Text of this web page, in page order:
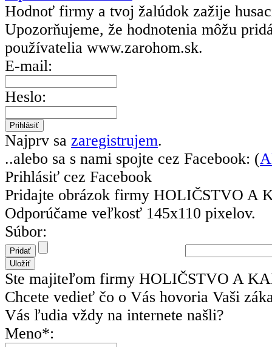
Hodnoť firmy a tvoj žalúdok zažije
Upozorňujeme, že hodnotenia môžu
používatelia www.zarohom.sk.
E-mail:
Heslo:
Najprv sa zaregistrujem.
..alebo sa s nami spojte cez Facebook: (
Prihlásiť cez Facebook
Pridajte obrázok firmy HOLIČSTVO A
Odporúčame veľkosť 145x110 pixelov.
Súbor:
Ste majiteľom firmy HOLIČSTVO A
Chcete vedieť čo o Vás hovoria Vaši
Vás ľudia vždy na internete našli?
Meno*: